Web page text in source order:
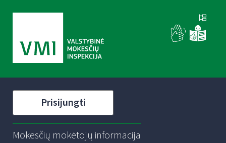
Prisijungti
Mokesčių mokėtojų informacija